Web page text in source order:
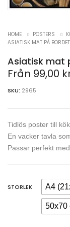
HOME POSTERS
ASIATISK MAT PÅ
Asiatisk mat
Från 99,00
SKU: 2965
Tidlös poster till
En vacker tavla
Passar perfekt
STORLEK A4
50x70